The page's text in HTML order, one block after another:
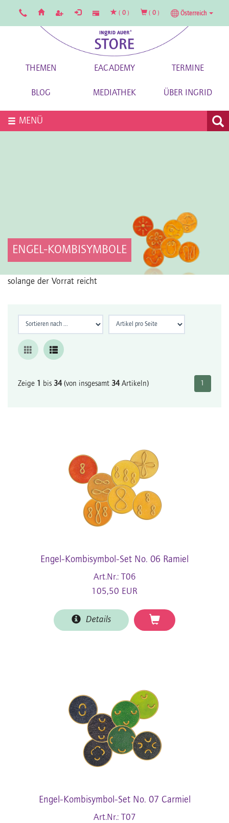
( 0 ) ( 0 ) Österreich
THEMEN EACADEMY TERMINE
BLOG MEDIATHEK ÜBER INGRID
MENÜ
ENGEL-KOMBISYMBOLE
solange der Vorrat reicht
Zeige 1 bis 34(von insgesamt 34Artikeln) 1
Engel-Kombisymbol-Set No. 06 Ramiel
Art.Nr.: T06
105,50 EUR
Details
Engel-Kombisymbol-Set No. 07 Carmiel
Art.Nr.: T07